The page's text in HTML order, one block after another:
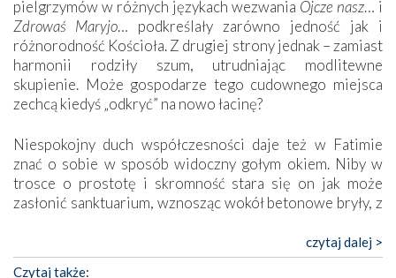
pielgrzymów w różnych językach wezwania Ojcze nasz… i
Zdrowaś Maryjo… podkreślały zarówno jedność jak i
różnorodność Kościoła. Z drugiej strony jednak – zamiast
harmonii rodziły szum, utrudniając modlitewne
skupienie. Może gospodarze tego cudownego miejsca
zechcą kiedyś „odkryć” na nowo łacinę?
Niespokojny duch współczesności daje też w Fatimie
znać o sobie w sposób widoczny gołym okiem. Niby w
trosce o prostotę i skromność stara się on jak może
zasłonić sanktuarium, wznosząc wokół betonowe bryły, z
katolickiego kultu. Tylko co wspólnego z żywą,
autentyczną wiarą mogą mieć płaskie, szare bunkry albo
czytaj dalej >
Czytaj także: